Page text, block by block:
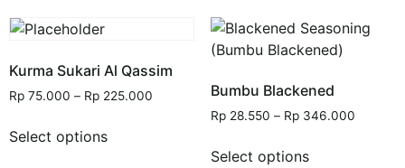
Kurma Sukari Al Qassim
Rp 75.000 – Rp 225.000
Select options
Bumbu Blackened
Rp28.550 – Rp346.000
Select options